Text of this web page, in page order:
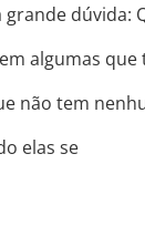
dúvida:
algumas
não tem
elas se